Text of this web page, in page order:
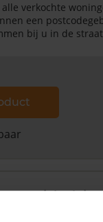
verkochte
een
bij u in de
(1